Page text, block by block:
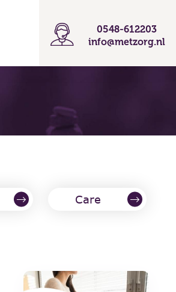
0548-612203
info@metzorg.nl
Care